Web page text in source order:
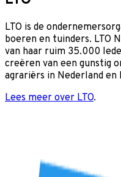
LTO is de
boeren en tuinders. LTO
van haar ruim 35.000
creëren van een gunstig
agrariërs in Nederland en
Lees meer over LTO.